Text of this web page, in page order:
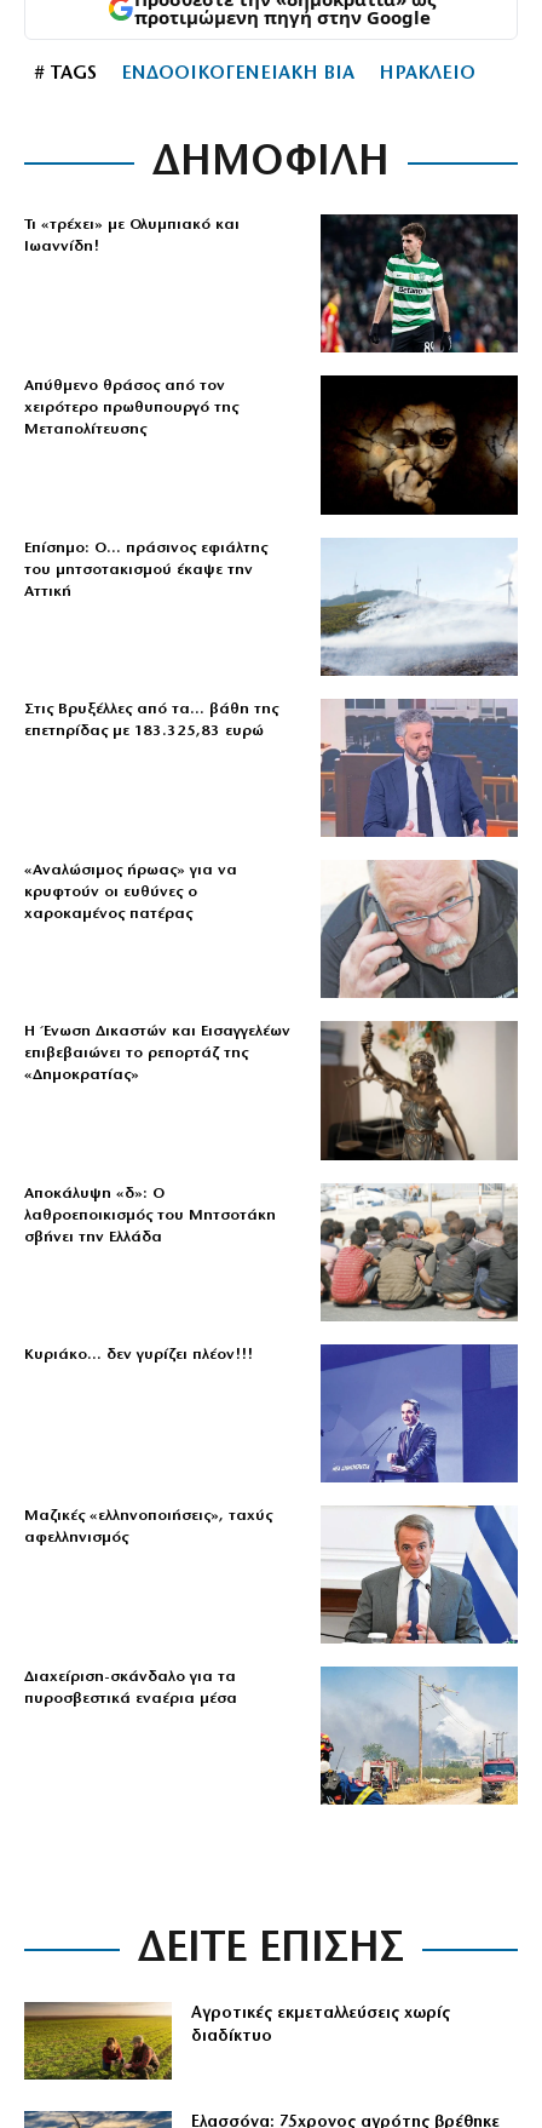
προτιμώμενη πηγή στην Google
# TAGS ΕΝΔΟΟΙΚΟΓΕΝΕΙΑΚΗ ΒΙΑ ΗΡΑΚΛΕΙΟ
ΔΗΜΟΦΙΛΗ
Τι «τρέχει» με Ολυμπιακό και
Ιωαννίδη!
Απύθμενο θράσος από τον
χειρότερο πρωθυπουργό της
Μεταπολίτευσης
Επίσημο: Ο… πράσινος εφιάλτης
του μητσοτακισμού έκαψε την
Αττική
Στις Βρυξέλλες από τα… βάθη της
επετηρίδας με 183.325,83 ευρώ
«Aναλώσιμος ήρωας» για να
κρυφτούν οι ευθύνες ο
χαροκαμένος πατέρας
Η Ένωση Δικαστών και Εισαγγελέων
επιβεβαιώνει το ρεπορτάζ της
«Δημοκρατίας»
Αποκάλυψη «δ»: Ο
λαθροεποικισμός του Μητσοτάκη
σβήνει την Ελλάδα
Κυριάκο… δεν γυρίζει πλέον!!!
Μαζικές «ελληνοποιήσεις», ταχύς
αφελληνισμός
Διαχείριση-σκάνδαλο για τα
πυροσβεστικά εναέρια μέσα
ΔΕΙΤΕ ΕΠΙΣΗΣ
Αγροτικές εκμεταλλεύσεις χωρίς
διαδίκτυο
Ελασσόνα: 75χρονος αγρότης βρέθηκε